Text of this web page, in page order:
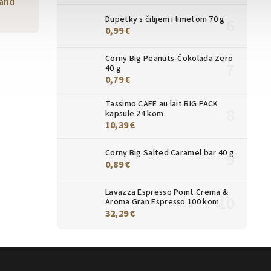
Dupetky s čilijem i limetom 70 g
0,99 €
Corny Big Peanuts-Čokolada Zero
40 g
0,79 €
Tassimo CAFE au lait BIG PACK
kapsule 24 kom
10,39 €
Corny Big Salted Caramel bar 40 g
0,89 €
Lavazza Espresso Point Crema &
Aroma Gran Espresso 100 kom
32,29 €